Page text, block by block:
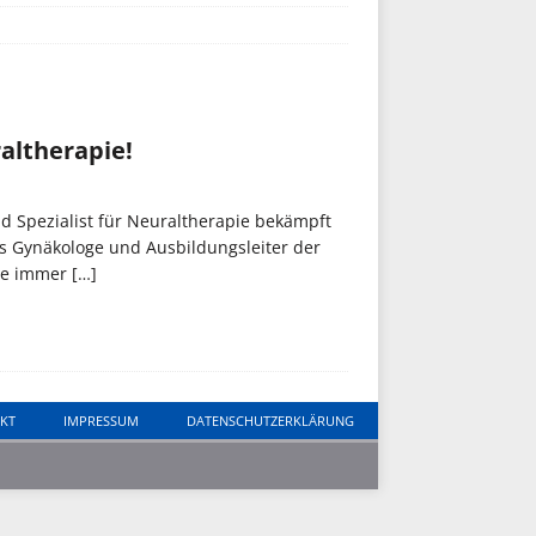
Spezialist für Neuraltherapie bekämpft
Gynäkologe und Ausbildungsleiter der
immer […]
IMPRESSUM DATENSCHUTZERKLÄRUNG